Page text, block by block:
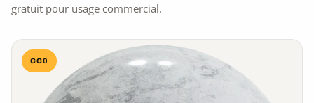
gratuit pour usage commercial.
CC0